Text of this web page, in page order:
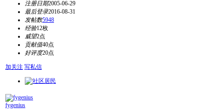
注册日期2005-06-29
最后登录2016-08-31
发帖数5948
经验12枚
威望2点
贡献值40点
好评度20点
加关注 写私信
fygenius